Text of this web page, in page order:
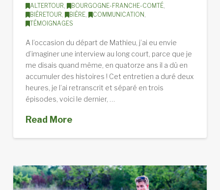
ALTERTOUR, BOURGOGNE-FRANCHE-COMTÉ,
BIÈRETOUR, BIÈRE, COMMUNICATION,
TÉMOIGNAGES
A l’occasion du départ de Mathieu, j’ai eu envie
d’imaginer une interview au long court, parce que je
me disais quand même, en quatorze ans il a dû en
accumuler des histoires ! Cet entretien a duré deux
heures, je l’ai retranscrit et séparé en trois
épisodes, voici le dernier, …
Read More